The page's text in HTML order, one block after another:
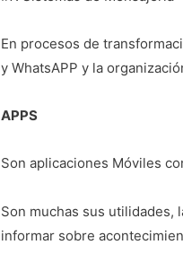
En procesos de
y WhatsAPP y la
APPS
Son aplicaciones Móviles
Son muchas sus utilidades,
informar sobre